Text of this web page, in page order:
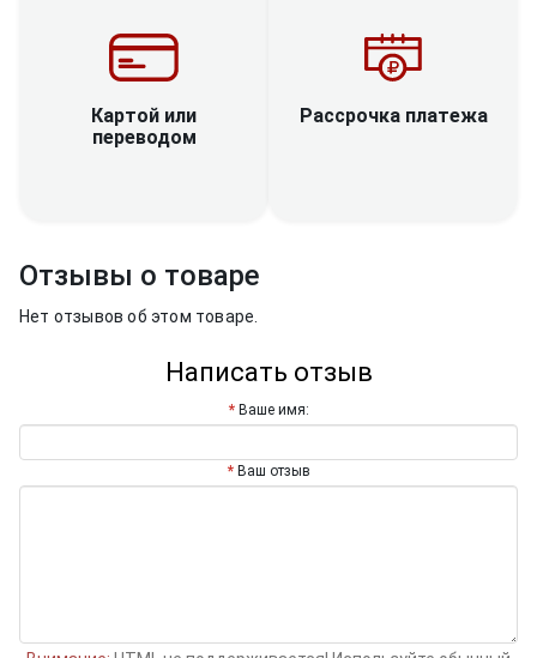
Картой или
переводом
Рассрочка платежа
Отзывы о товаре
Нет отзывов об этом товаре.
Написать отзыв
Ваше имя:
Ваш отзыв